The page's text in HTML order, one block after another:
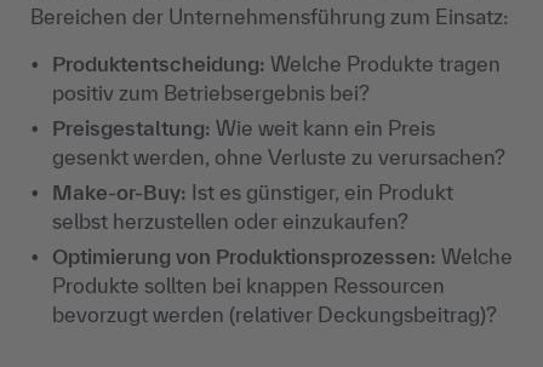
Bereichen der Unternehmensführung zum Einsatz:
Produktentscheidung: Welche Produkte tragen
positiv zum Betriebsergebnis bei?
Preisgestaltung: Wie weit kann ein Preis
gesenkt werden, ohne Verluste zu verursachen?
Make-or-Buy: Ist es günstiger, ein Produkt
selbst herzustellen oder einzukaufen?
Optimierung von Produktionsprozessen: Welche
Produkte sollten bei knappen Ressourcen
bevorzugt werden (relativer Deckungsbeitrag)?